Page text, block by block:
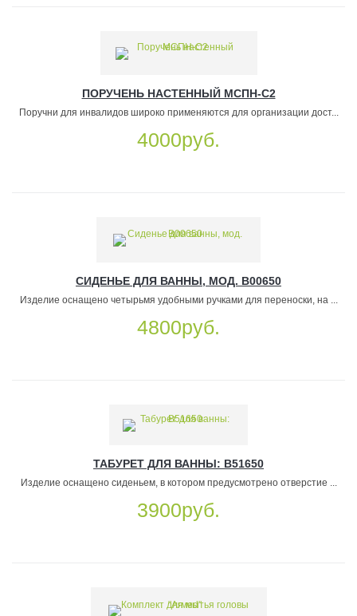
ПОРУЧЕНЬ НАСТЕННЫЙ МСПН-С2
Поручни для инвалидов широко применяются для организации дост...
4000руб.
СИДЕНЬЕ ДЛЯ ВАННЫ, МОД. B00650
Изделие оснащено четырьмя удобными ручками для переноски, на ...
4800руб.
ТАБУРЕТ ДЛЯ ВАННЫ: B51650
Изделие оснащено сиденьем, в котором предусмотрено отверстие ...
3900руб.